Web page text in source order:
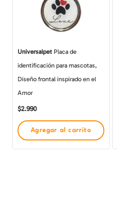
Universalpet Placa de
identificación para mascotas,
Diseño frontal inspirado en el
Amor
$2.990
Agregar al carrito